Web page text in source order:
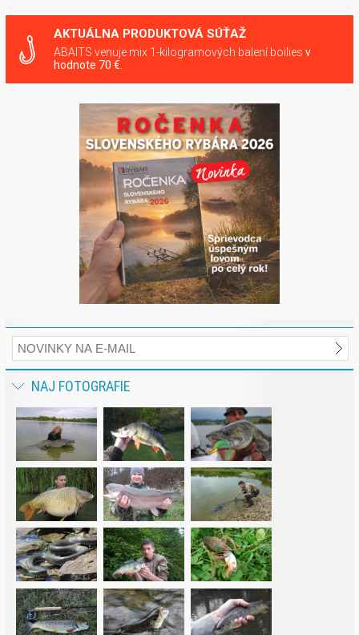
AKTUÁLNA PRODUKTOVÁ SÚŤAŽ
ABAITS venuje mix 1-kilogramových balení boilies v
hodnote 70 €.
NAJ FOTOGRAFIE